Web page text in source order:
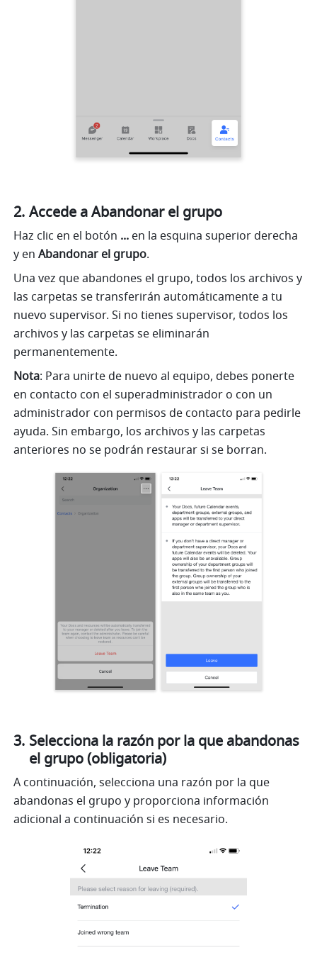
Accede a Abandonar el grupo
Haz clic en el botón ... en la esquina superior derecha
y en Abandonar el grupo.
Una vez que abandones el grupo, todos los archivos y
las carpetas se transferirán automáticamente a tu
nuevo supervisor. Si no tienes supervisor, todos los
archivos y las carpetas se eliminarán
permanentemente.
Nota: Para unirte de nuevo al equipo, debes ponerte
en contacto con el superadministrador o con un
administrador con permisos de contacto para pedirle
ayuda. Sin embargo, los archivos y las carpetas
anteriores no se podrán restaurar si se borran.
Selecciona la razón por la que abandonas
el grupo (obligatoria)
A continuación, selecciona una razón por la que
abandonas el grupo y proporciona información
adicional a continuación si es necesario.